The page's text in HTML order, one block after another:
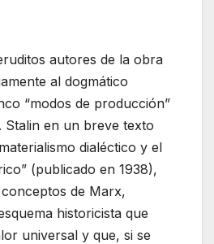
autores de la obra
al dogmático
“modos de producción”
Stalin en un breve texto
dialéctico y el
(publicado en 1938),
de Marx,
historicista que
universal y que, si se